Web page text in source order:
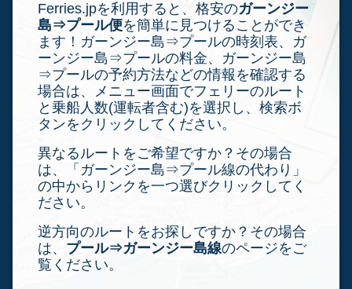
Ferries.jpを利用すると、格安のガーンジー
島⇒プール便を簡単に見つけることができ
ます！ガーンジー島⇒プールの時刻表、ガ
ーンジー島⇒プールの料金、ガーンジー島
⇒プールの予約方法などの情報を確認する
場合は、メニュー画面でフェリーのルート
と乗船人数(運転者含む)を選択し、検索ボ
タンをクリックしてください。
異なるルートをご希望ですか？その場合
は、「ガーンジー島⇒プール線の代わり」
の中からリンクを一つ選びクリックしてく
ださい。
逆方向のルートをお探しですか？その場合
は、 プール⇒ガーンジー島線のページをご
覧ください。